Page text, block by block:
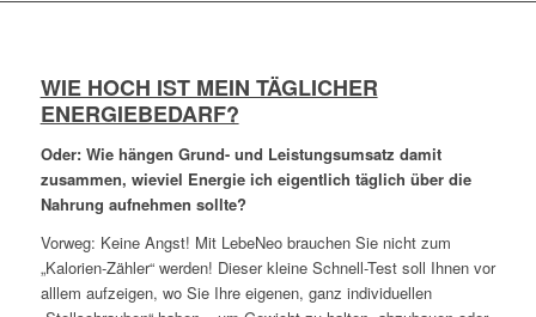
WIE HOCH IST MEIN TÄGLICHER
ENERGIEBEDARF?
Oder: Wie hängen Grund- und Leistungsumsatz damit
zusammen, wieviel Energie ich eigentlich täglich über die
Nahrung aufnehmen sollte?
Vorweg: Keine Angst! Mit LebeNeo brauchen Sie nicht zum
„Kalorien-Zähler“ werden! Dieser kleine Schnell-Test soll Ihnen vor
alllem aufzeigen, wo Sie Ihre eigenen, ganz individuellen